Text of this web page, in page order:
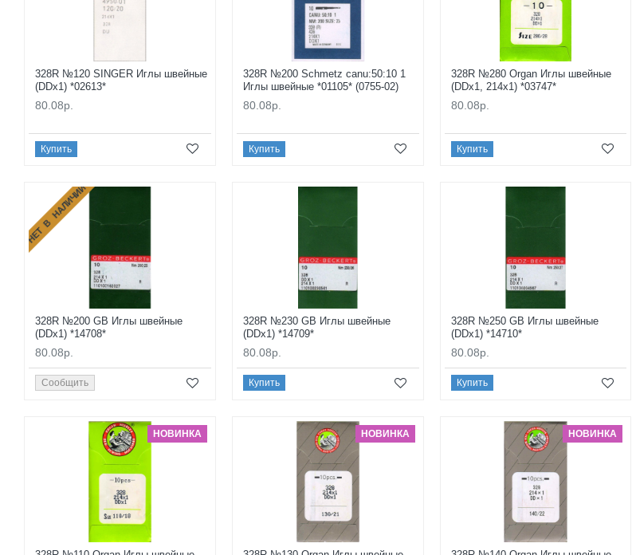
328R №120 SINGER Иглы швейные
(DDx1) *02613*
80.08р.
Купить
328R №200 Schmetz canu:50:10 1
Иглы швейные *01105* (0755-02)
80.08р.
Купить
328R №280 Organ Иглы швейные
(DDx1, 214x1) *03747*
80.08р.
Купить
НЕТ В НАЛИЧИИ
328R №200 GB Иглы швейные
(DDx1) *14708*
80.08р.
Сообщить
328R №230 GB Иглы швейные
(DDx1) *14709*
80.08р.
Купить
328R №250 GB Иглы швейные
(DDx1) *14710*
80.08р.
Купить
НОВИНКА НОВИНКА НОВИНКА